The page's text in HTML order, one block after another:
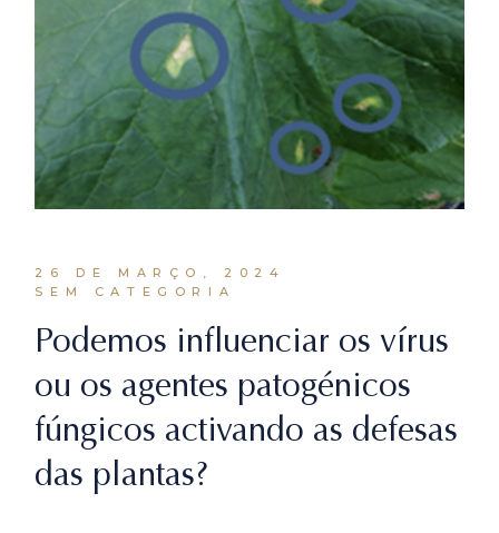
26 DE MARÇO, 2024
SEM CATEGORIA
Podemos influenciar os vírus
ou os agentes patogénicos
fúngicos activando as defesas
das plantas?